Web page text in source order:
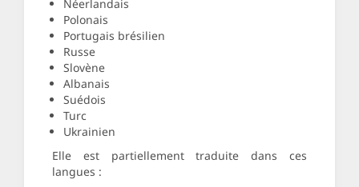
Néerlandais
Polonais
Portugais brésilien
Russe
Slovène
Albanais
Suédois
Turc
Ukrainien
Elle est partiellement traduite dans ces
langues :